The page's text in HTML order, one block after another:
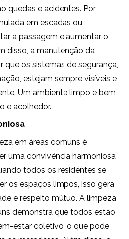
quedas e acidentes. Por
em escadas ou
a passagem e aumentar o
disso, a manutenção da
que os sistemas de segurança,
estejam sempre visíveis e
Um ambiente limpo e bem
e acolhedor.
em áreas comuns é
uma convivência harmoniosa
todos os residentes se
os espaços limpos, isso gera
e respeito mútuo. A limpeza
demonstra que todos estão
estar coletivo, o que pode